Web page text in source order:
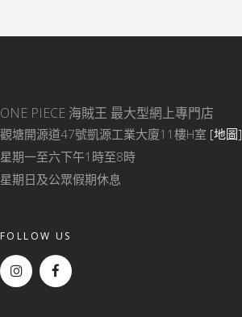
ONE PIECE 海賊王 最大型網上專門店
觀塘開源道47號凱源工業大廈11樓H室 [地圖]
星期一至六下午1時至8時
星期日及公眾假期休息
FOLLOW US